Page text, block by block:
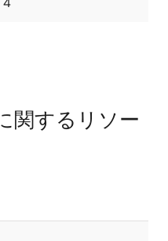
関するリソー